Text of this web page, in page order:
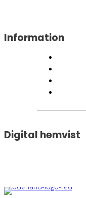
Information
Digital hemvist